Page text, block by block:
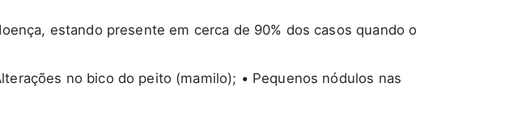
estando presente em cerca de 90% dos casos quando o
no bico do peito (mamilo); • Pequenos nódulos nas